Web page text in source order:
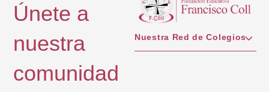
Únete a
nuestra
comunidad
Nuestra Red de Colegios